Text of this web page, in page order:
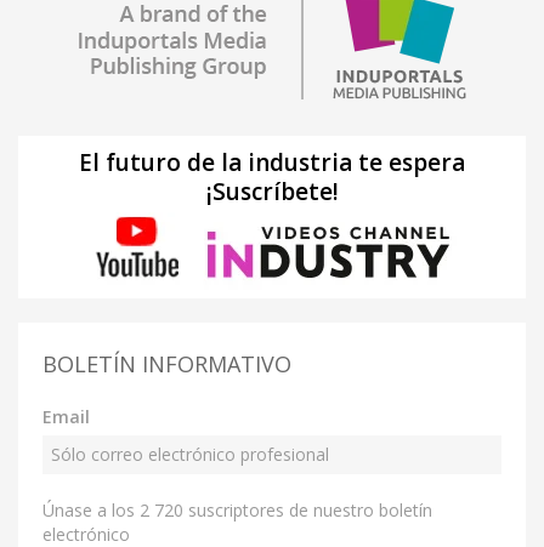
El futuro de la industria te espera
¡Suscríbete!
BOLETÍN INFORMATIVO
Email
Únase a los 2 720 suscriptores de nuestro boletín
electrónico